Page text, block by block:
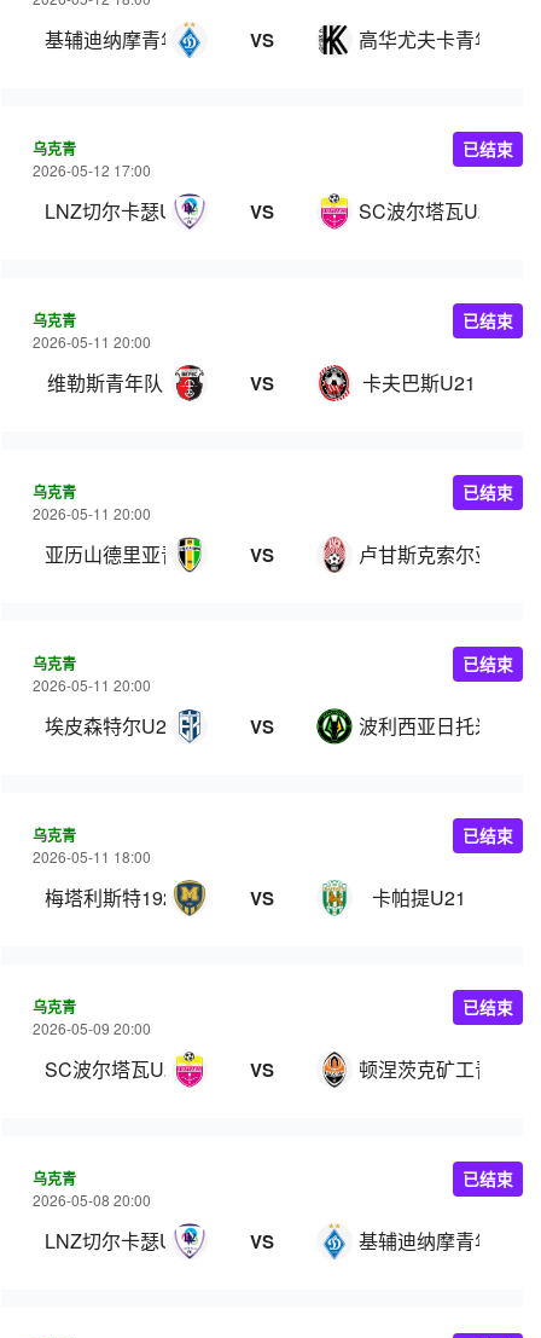
基辅迪纳摩青年队 VS 高华尤夫卡青年队
乌克青
2026-05-12 17:00
LNZ切尔卡瑟U21 VS SC波尔塔瓦U21
已结束
乌克青
2026-05-11 20:00
维勒斯青年队 VS 卡夫巴斯U21
已结束
乌克青
2026-05-11 20:00
亚历山德里亚青年队 VS 卢甘斯克索尔亚青年
已结束
乌克青
2026-05-11 20:00
埃皮森特尔U21 VS 波利西亚日托米尔
已结束
乌克青
2026-05-11 18:00
梅塔利斯特1925青年队 VS 卡帕提U21
已结束
乌克青
2026-05-09 20:00
SC波尔塔瓦U21 VS 顿涅茨克矿工青年队
已结束
乌克青
2026-05-08 20:00
LNZ切尔卡瑟U21 VS 基辅迪纳摩青年队
已结束